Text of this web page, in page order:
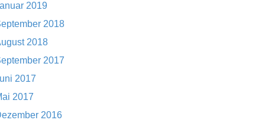
2019
2018
2018
2017
2017
2017
2016